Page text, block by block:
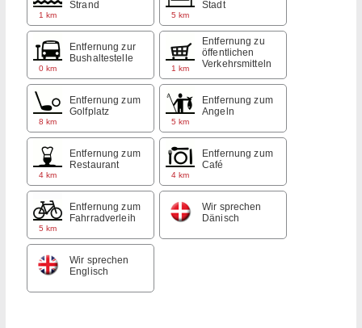
1 km
Strand
5 km
Stadt
0 km
Entfernung zur
Bushaltestelle
1 km
Entfernung zu
öffentlichen
Verkehrsmitteln
8 km
Entfernung zum
Golfplatz
5 km
Entfernung zum
Angeln
4 km
Entfernung zum
Restaurant
4 km
Entfernung zum
Café
5 km
Entfernung zum
Fahrradverleih
Wir sprechen
Dänisch
Wir sprechen
Englisch